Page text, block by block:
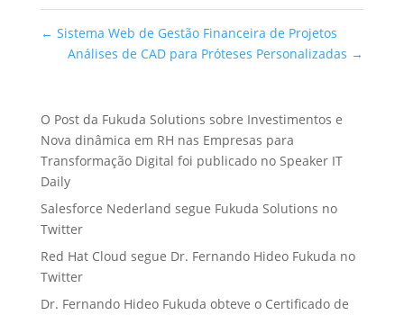
← Sistema Web de Gestão Financeira de Projetos
Análises de CAD para Próteses Personalizadas →
O Post da Fukuda Solutions sobre Investimentos e
Nova dinâmica em RH nas Empresas para
Transformação Digital foi publicado no Speaker IT
Daily
Salesforce Nederland segue Fukuda Solutions no
Twitter
Red Hat Cloud segue Dr. Fernando Hideo Fukuda no
Twitter
Dr. Fernando Hideo Fukuda obteve o Certificado de